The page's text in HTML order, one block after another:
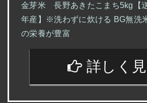
金芽米 長野あきたこまち5kg【
年産】※洗わずに炊ける BG無洗
の栄養が豊富
詳しく